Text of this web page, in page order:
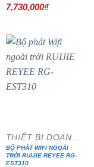
7,730,000₫
THIẾT BỊ DOANH NGHIỆP
BỘ PHÁT WIFI NGOÀI
TRỜI RUIJIE REYEE RG-
EST310